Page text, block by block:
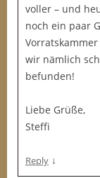
voller – und
noch ein paar
wir nämlich
befunden!
Liebe Grüße,
Steffi
Reply ↓